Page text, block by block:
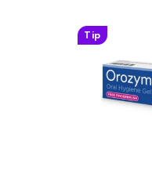
Tip